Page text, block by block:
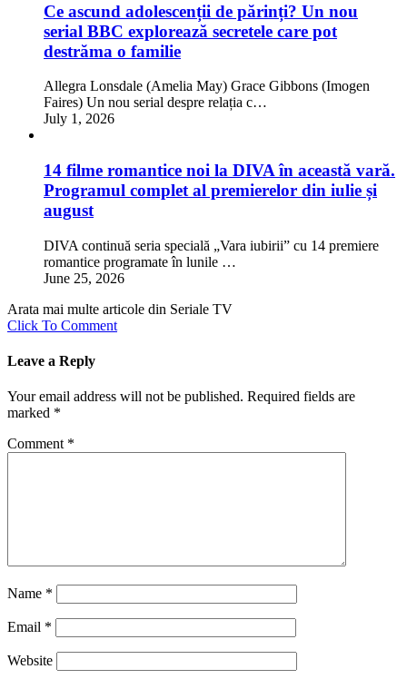
Ce ascund adolescenții de părinți? Un nou
serial BBC explorează secretele care pot
destrăma o familie
Allegra Lonsdale (Amelia May) Grace Gibbons (Imogen
Faires) Un nou serial despre relația c…
July 1, 2026
14 filme romantice noi la DIVA în această vară.
Programul complet al premierelor din iulie și
august
DIVA continuă seria specială „Vara iubirii” cu 14 premiere
romantice programate în lunile …
June 25, 2026
Arata mai multe articole din Seriale TV
Click To Comment
Leave a Reply
Your email address will not be published. Required fields are
marked *
Comment *
Name *
Email *
Website